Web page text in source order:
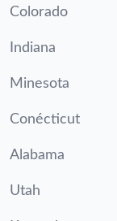
Colorado
Indiana
Minesota
Conécticut
Alabama
Utah